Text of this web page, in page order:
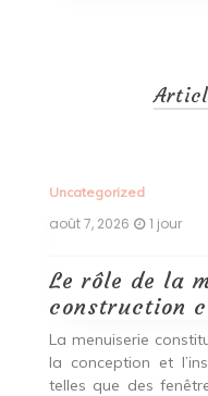
Uncategorized
août 7, 2026 1 jour
Le rôle de la
construction
La menuiserie
la conception et
telles que des